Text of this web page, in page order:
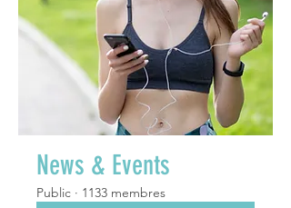
News & Events
Public · 1133 membres